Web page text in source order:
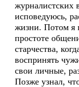
журналистских
исповедуюсь,
жизни. Потом я
простоте
старчества,
воспринять
свои личные,
Позже узнал,